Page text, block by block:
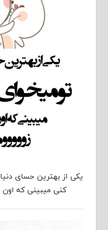
یکی از بهترین حسای
کنی میبینی که